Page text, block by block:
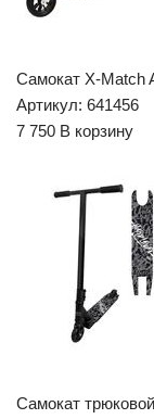
Самокат X-Match
Артикул: 641456
7 750 В корзину
Самокат